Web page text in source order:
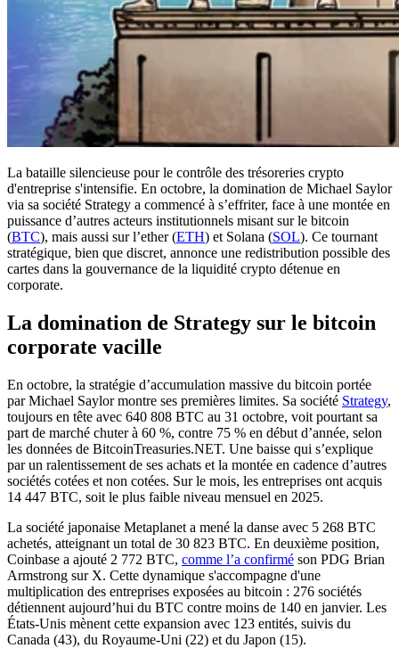
La bataille silencieuse pour le contrôle des trésoreries crypto
d'entreprise s'intensifie. En octobre, la domination de Michael Saylor
via sa société Strategy a commencé à s’effriter, face à une montée en
puissance d’autres acteurs institutionnels misant sur le bitcoin
(BTC), mais aussi sur l’ether (ETH) et Solana (SOL). Ce tournant
stratégique, bien que discret, annonce une redistribution possible des
cartes dans la gouvernance de la liquidité crypto détenue en
corporate.
La domination de Strategy sur le bitcoin
corporate vacille
En octobre, la stratégie d’accumulation massive du bitcoin portée
par Michael Saylor montre ses premières limites. Sa société Strategy,
toujours en tête avec 640 808 BTC au 31 octobre, voit pourtant sa
part de marché chuter à 60 %, contre 75 % en début d’année, selon
les données de BitcoinTreasuries.NET. Une baisse qui s’explique
par un ralentissement de ses achats et la montée en cadence d’autres
sociétés cotées et non cotées. Sur le mois, les entreprises ont acquis
14 447 BTC, soit le plus faible niveau mensuel en 2025.
La société japonaise Metaplanet a mené la danse avec 5 268 BTC
achetés, atteignant un total de 30 823 BTC. En deuxième position,
Coinbase a ajouté 2 772 BTC, comme l’a confirmé son PDG Brian
Armstrong sur X. Cette dynamique s'accompagne d'une
multiplication des entreprises exposées au bitcoin : 276 sociétés
détiennent aujourd’hui du BTC contre moins de 140 en janvier. Les
États-Unis mènent cette expansion avec 123 entités, suivis du
Canada (43), du Royaume-Uni (22) et du Japon (15).